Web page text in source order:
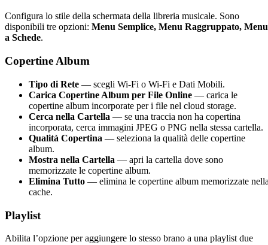
Configura lo stile della schermata della libreria musicale. Sono
disponibili tre opzioni: Menu Semplice, Menu Raggruppato, Menu
a Schede.
Copertine Album
Tipo di Rete — scegli Wi-Fi o Wi-Fi e Dati Mobili.
Carica Copertine Album per File Online — carica le
copertine album incorporate per i file nel cloud storage.
Cerca nella Cartella — se una traccia non ha copertina
incorporata, cerca immagini JPEG o PNG nella stessa cartella.
Qualità Copertina — seleziona la qualità delle copertine
album.
Mostra nella Cartella — apri la cartella dove sono
memorizzate le copertine album.
Elimina Tutto — elimina le copertine album memorizzate
cache.
Playlist
Abilita l’opzione per aggiungere lo stesso brano a una playlist due